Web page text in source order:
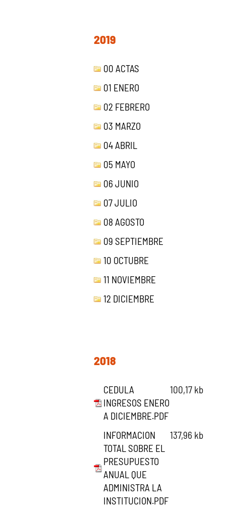
2019
00 ACTAS
01 ENERO
02 FEBRERO
03 MARZO
04 ABRIL
05 MAYO
06 JUNIO
07 JULIO
08 AGOSTO
09 SEPTIEMBRE
10 OCTUBRE
11 NOVIEMBRE
12 DICIEMBRE
2018
CEDULA
INGRESOS ENERO
A DICIEMBRE.PDF
100,17 kb
INFORMACION
TOTAL SOBRE EL
PRESUPUESTO
ANUAL QUE
ADMINISTRA LA
INSTITUCION.PDF
137,96 kb